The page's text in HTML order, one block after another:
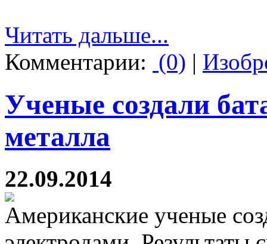
Читать дальше...
Комментарии: (0) |
Ученые создали
металла
22.09.2014
Американские ученые